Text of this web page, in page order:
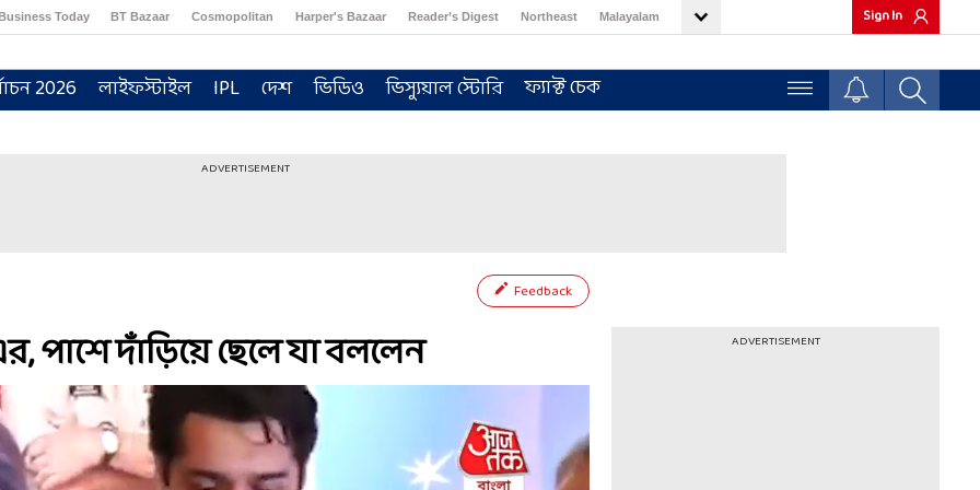
Today BT Bazaar Cosmopolitan Harper's Bazaar Reader’s Digest Northeast Malayalam Sign In
2026 লাইফস্টাইল IPL দেশ ভিডিও ভিস্যুয়াল স্টোরি ফ্যাক্ট চেক
ADVERTISEMENT
Feedback
পাশে দাঁড়িয়ে ছেলে যা বললেন ADVERTISEMENT